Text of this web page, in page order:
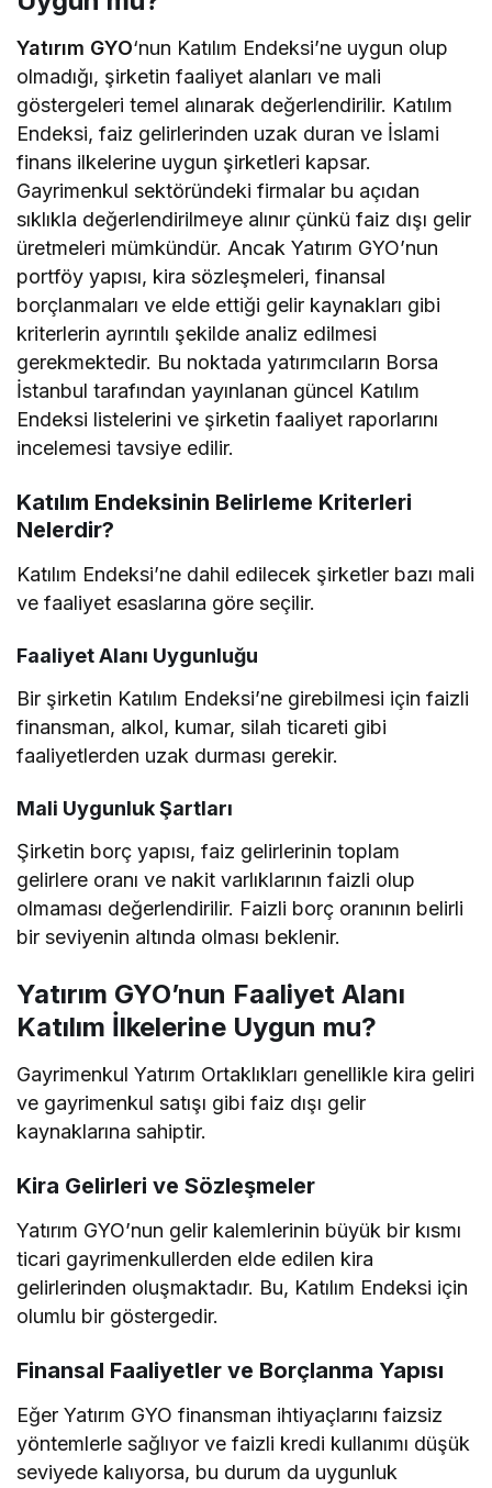
Yatırım GYO‘nun Katılım Endeksi’ne uygun olup
olmadığı, şirketin faaliyet alanları ve mali
göstergeleri temel alınarak değerlendirilir. Katılım
Endeksi, faiz gelirlerinden uzak duran ve İslami
finans ilkelerine uygun şirketleri kapsar.
Gayrimenkul sektöründeki firmalar bu açıdan
sıklıkla değerlendirilmeye alınır çünkü faiz dışı gelir
üretmeleri mümkündür. Ancak Yatırım GYO’nun
portföy yapısı, kira sözleşmeleri, finansal
borçlanmaları ve elde ettiği gelir kaynakları gibi
kriterlerin ayrıntılı şekilde analiz edilmesi
gerekmektedir. Bu noktada yatırımcıların Borsa
İstanbul tarafından yayınlanan güncel Katılım
Endeksi listelerini ve şirketin faaliyet raporlarını
incelemesi tavsiye edilir.
Katılım Endeksinin Belirleme Kriterleri
Nelerdir?
Katılım Endeksi’ne dahil edilecek şirketler bazı mali
ve faaliyet esaslarına göre seçilir.
Faaliyet Alanı Uygunluğu
Bir şirketin Katılım Endeksi’ne girebilmesi için faizli
finansman, alkol, kumar, silah ticareti gibi
faaliyetlerden uzak durması gerekir.
Mali Uygunluk Şartları
Şirketin borç yapısı, faiz gelirlerinin toplam
gelirlere oranı ve nakit varlıklarının faizli olup
olmaması değerlendirilir. Faizli borç oranının belirli
bir seviyenin altında olması beklenir.
Yatırım GYO’nun Faaliyet Alanı
Katılım İlkelerine Uygun mu?
Gayrimenkul Yatırım Ortaklıkları genellikle kira geliri
ve gayrimenkul satışı gibi faiz dışı gelir
kaynaklarına sahiptir.
Kira Gelirleri ve Sözleşmeler
Yatırım GYO’nun gelir kalemlerinin büyük bir kısmı
ticari gayrimenkullerden elde edilen kira
gelirlerinden oluşmaktadır. Bu, Katılım Endeksi için
olumlu bir göstergedir.
Finansal Faaliyetler ve Borçlanma Yapısı
Eğer Yatırım GYO finansman ihtiyaçlarını faizsiz
yöntemlerle sağlıyor ve faizli kredi kullanımı düşük
seviyede kalıyorsa, bu durum da uygunluk